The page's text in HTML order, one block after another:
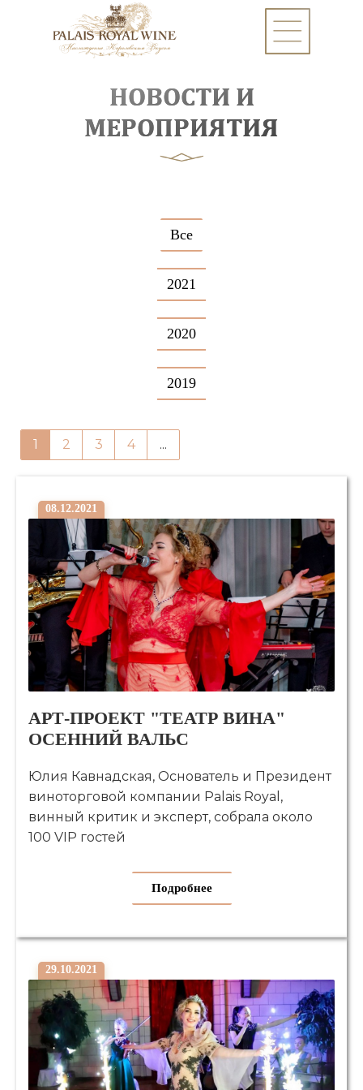
НОВОСТИ И
МЕРОПРИЯТИЯ
Все
2021
2020
2019
1 2 3 4 ...
08.12.2021
АРТ-ПРОЕКТ "ТЕАТР ВИНА"
ОСЕННИЙ ВАЛЬС
Юлия Кавнадская, Основатель и Президент
виноторговой компании Palais Royal,
винный критик и эксперт, собрала около
100 VIP гостей
Подробнее
29.10.2021